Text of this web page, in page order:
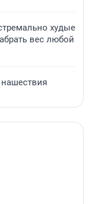
худые
вес любой